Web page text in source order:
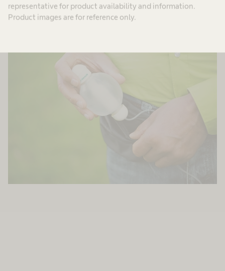
representative for product availability and information.
Product images are for reference only.